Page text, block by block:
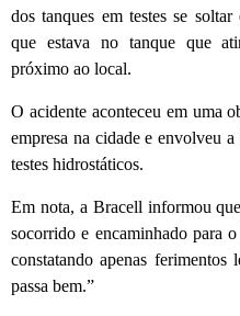
dos tanques em testes se
que estava no tanque que
próximo ao local.
O acidente aconteceu em uma
empresa na cidade e envolveu
testes hidrostáticos.
Em nota, a Bracell informou
socorrido e encaminhado para
constatando apenas
passa bem.”